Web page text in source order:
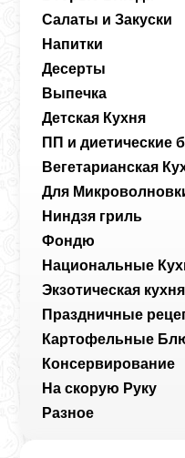
Салаты и Закуски
Напитки
Десерты
Выпечка
Детская Кухня
ПП и диетические
Вегетарианская
Для
Ниндзя гриль
Фондю
Национальные
Экзотическая кухня
Праздничные
Картофельные
Консервирование
На скорую Руку
Разное